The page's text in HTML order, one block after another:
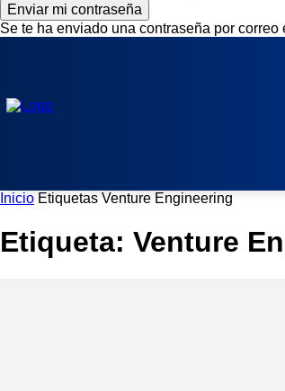
Se te ha enviado una contraseña por correo
Inicio Etiquetas Venture Engineering
Etiqueta: Venture